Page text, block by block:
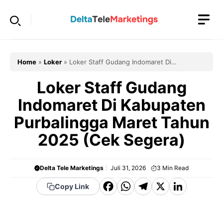
Home » Loker » Loker Staff Gudang Indomaret Di
Loker Staff Gudang
Indomaret Di Kabupaten
Purbalingga Maret Tahun
2025 (Cek Segera)
Delta Tele Marketings Juli 31, 2026 3 Min Read
Copy Link
F WT X Li